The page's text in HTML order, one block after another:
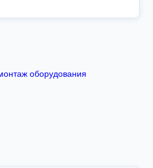
оборудования